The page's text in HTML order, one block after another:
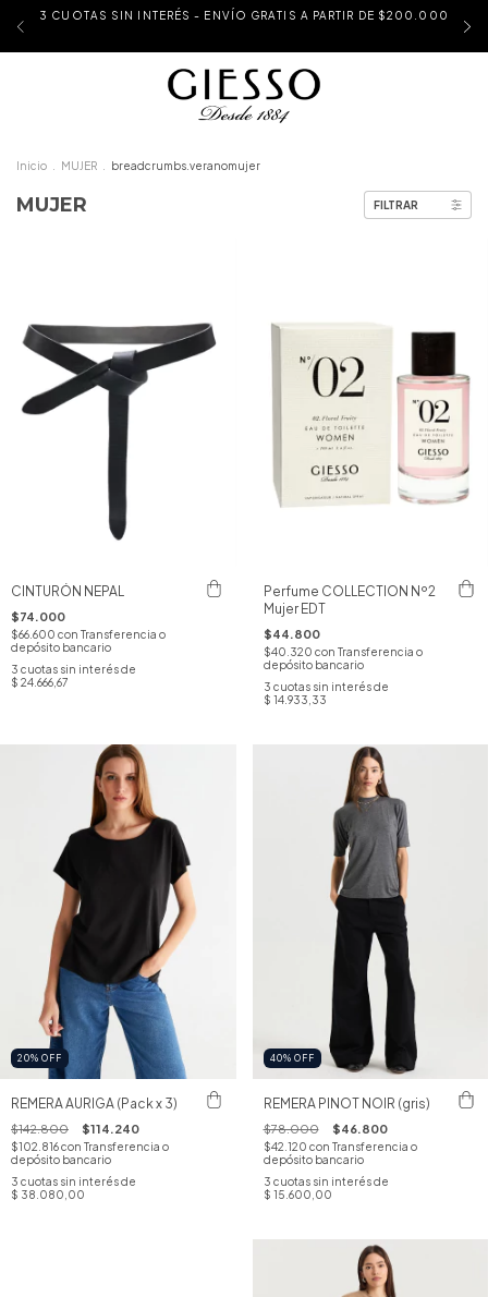
3 CUOTAS SIN INTERÉS - ENVÍO GRATIS A PARTIR DE $200.000
Inicio MUJER breadcrumbs.veranomujer
MUJER FILTRAR
CINTURÓN NEPAL
$74.000
$66.600 con Transferencia o
depósito bancario
3 cuotas sin interés de
$ 24.666,67
Perfume COLLECTION Nº2
Mujer EDT
$44.800
$40.320 con Transferencia o
depósito bancario
3 cuotas sin interés de
$ 14.933,33
20% OFF
REMERA AURIGA (Pack x 3)
$142.800 $114.240
$102.816con Transferencia o
depósito bancario
3 cuotas sin interés de
$ 38.080,00
40% OFF
REMERA PINOT NOIR (gris)
$78.000 $46.800
$42.120 con Transferencia o
depósito bancario
3 cuotas sin interés de
$ 15.600,00